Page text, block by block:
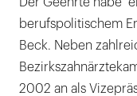
berufspolitischem
Beck. Neben
2002 an als